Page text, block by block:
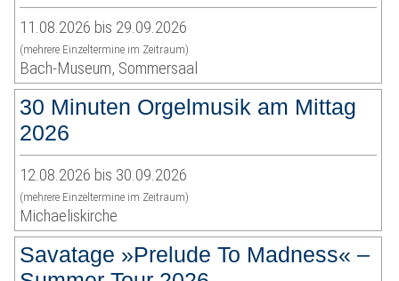
11.08.2026 bis 29.09.2026
(mehrere Einzeltermine im Zeitraum)
Bach-Museum, Sommersaal
30 Minuten Orgelmusik am Mittag
2026
12.08.2026 bis 30.09.2026
(mehrere Einzeltermine im Zeitraum)
Michaeliskirche
Savatage »Prelude To Madness« –